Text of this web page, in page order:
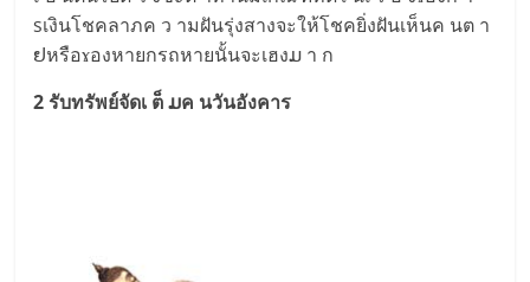
sเงินโชคลาภค ว ามฝันรุ่งสางจะให้โชคยิ่งฝันเห็นค นต า
ຢหรือɤองหายกรถหายนั้นจะเฮงມ า ก
2 รับทรัพย์จัดเ ต็ ມค นวันอังคาร